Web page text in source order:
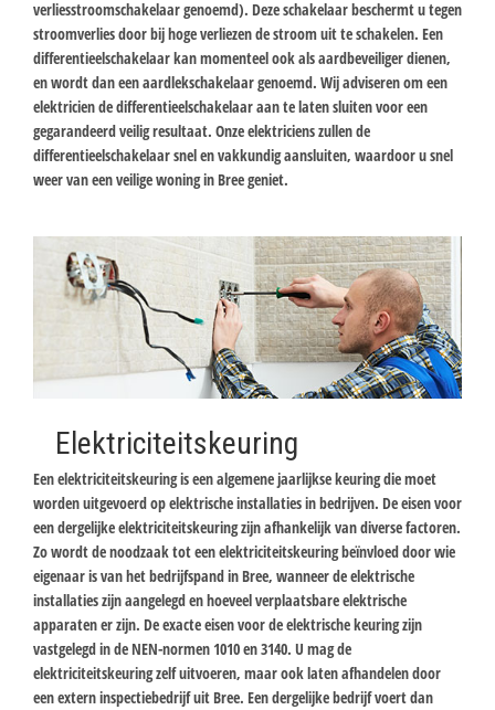
verliesstroomschakelaar genoemd). Deze schakelaar beschermt u tegen
stroomverlies door bij hoge verliezen de stroom uit te schakelen. Een
differentieelschakelaar kan momenteel ook als aardbeveiliger dienen,
en wordt dan een aardlekschakelaar genoemd. Wij adviseren om een
elektricien de differentieelschakelaar aan te laten sluiten voor een
gegarandeerd veilig resultaat. Onze elektriciens zullen de
differentieelschakelaar snel en vakkundig aansluiten, waardoor u snel
weer van een veilige woning in Bree geniet.
Elektriciteitskeuring
Een elektriciteitskeuring is een algemene jaarlijkse keuring die moet
worden uitgevoerd op elektrische installaties in bedrijven. De eisen voor
een dergelijke elektriciteitskeuring zijn afhankelijk van diverse factoren.
Zo wordt de noodzaak tot een elektriciteitskeuring beïnvloed door wie
eigenaar is van het bedrijfspand in Bree, wanneer de elektrische
installaties zijn aangelegd en hoeveel verplaatsbare elektrische
apparaten er zijn. De exacte eisen voor de elektrische keuring zijn
vastgelegd in de NEN-normen 1010 en 3140. U mag de
elektriciteitskeuring zelf uitvoeren, maar ook laten afhandelen door
een extern inspectiebedrijf uit Bree. Een dergelijke bedrijf voert dan